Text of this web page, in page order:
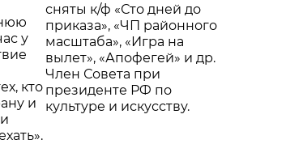
сняты к/ф «Сто дней до
приказа», «ЧП районного
масштаба», «Игра на
вылет», «Апофегей» и др.
Член Совета при
президенте РФ по
культуре и искусству.
у
кто
и